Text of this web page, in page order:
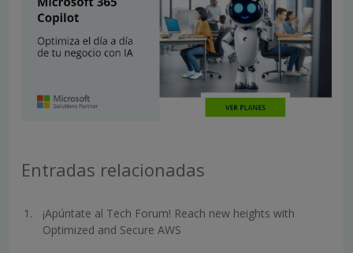
Entradas relacionadas
¡Apúntate al Tech Forum! Reach new heights with
Optimized and Secure AWS